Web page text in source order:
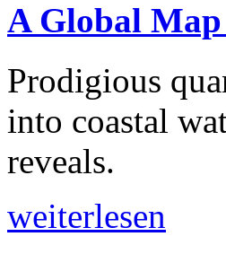
A Global Map
Prodigious
into coastal
reveals.
weiterlesen